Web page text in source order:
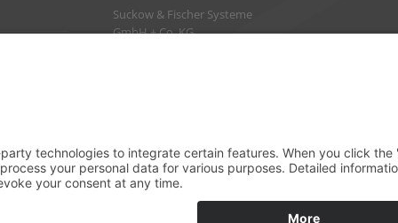
Suckow & Fischer Systeme
GmbH + Co. KG